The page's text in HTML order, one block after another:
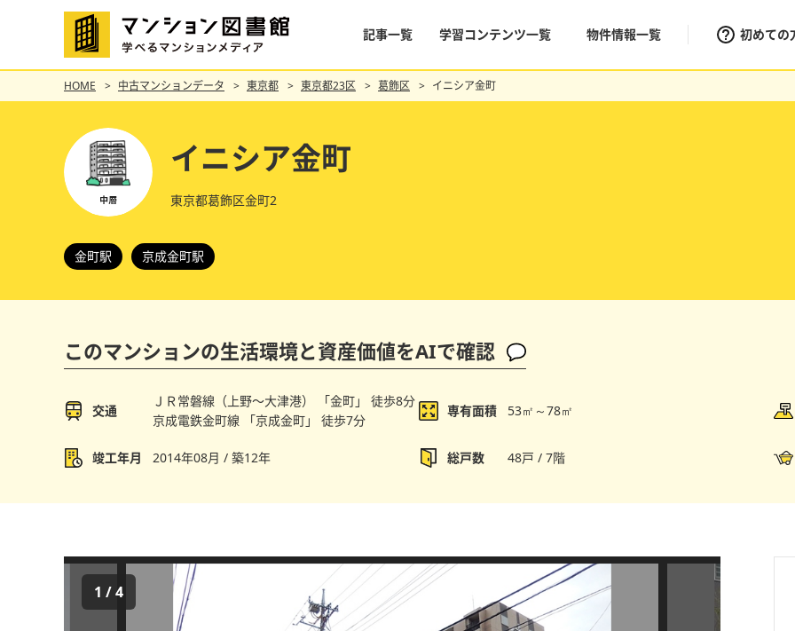
記事一覧 学習コンテンツ一覧 物件情報一覧 初めての
HOME 中古マンションデータ 東京都 東京都23区 葛飾区 イニシア金町
イニシア金町
東京都葛飾区金町2
金町駅 京成金町駅
このマンションの生活環境と資産価値をAIで確認
交通
ＪＲ常磐線（上野〜大津港） 「金町」 徒歩8分
京成電鉄金町線 「京成金町」 徒歩7分
専有面積 53㎡～78㎡
竣工年月 2014年08月 / 築12年 総戸数 48戸 / 7階
1 /4